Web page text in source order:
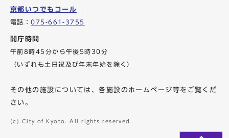
京都いつでもコール
電話：075-661-3755
開庁時間
午前8時45分から午後5時30分
（いずれも土日祝及び年末年始を除く）
その他の施設については、各施設のホームページ等をご覧くだ
さい。
(c) City of Kyoto. All rights reserved.